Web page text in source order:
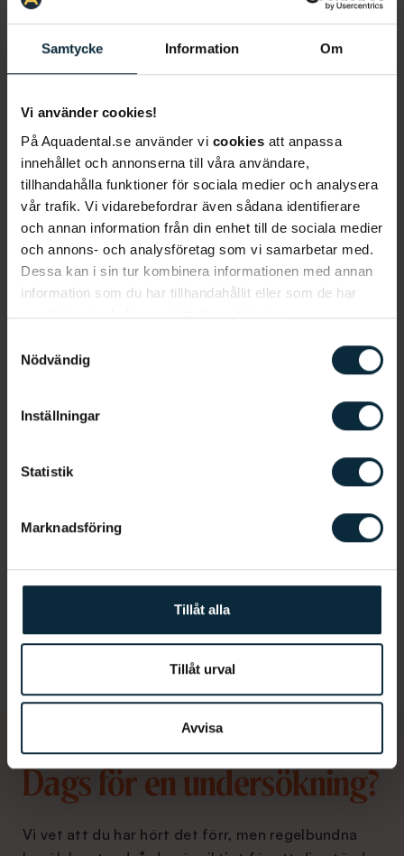
Samtycke Information Om
Vi använder cookies!
På Aquadental.se använder vi cookies att anpassa
innehållet och annonserna till våra användare,
tillhandahålla funktioner för sociala medier och analysera
vår trafik. Vi vidarebefordrar även sådana identifierare
och annan information från din enhet till de sociala medier
och annons- och analysföretag som vi samarbetar med.
Dessa kan i sin tur kombinera informationen med annan
information som du har tillhandahållit eller som de har
samlat in när du har använt deras tjänster.
Nödvändig
Inställningar
Statistik
Marknadsföring
Tillåt alla
Tillåt urval
Avvisa
med att gå till tandläkaren?
Gäller STE alla tänder?
Kan jag ta del av STE hos alla
tandläkare?
Hur kommer priserna att skilja
sig mellan olika tandläkare?
Hur mycket kommer jag att
betala för min tandvård i och
till Tandvårdsstödet
ATB STB Högkostnadsskydd
Dags för en undersökning?
Vi vet att du har hört det förr, men regelbundna